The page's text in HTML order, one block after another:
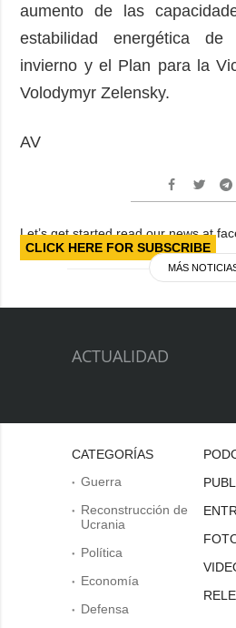
aumento de las
estabilidad energética
invierno y el Plan para la
Volodymyr Zelensky.
AV
Let’s get started read our news at
CLICK HERE FOR SUBSCRIBE
MÁS
ACTUALIDAD
CATEGORÍAS
Guerra
Reconstrucción de
Ucrania
Política
Economía
Defensa